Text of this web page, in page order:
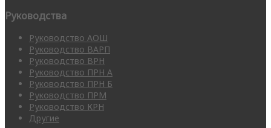
Руководства
Руководство АОШ
Руководство ВАРП
Руководство ВРН
Руководство ПРН А
Руководство ПРН Б
Руководство ПРМ
Руководство КРН
Другие